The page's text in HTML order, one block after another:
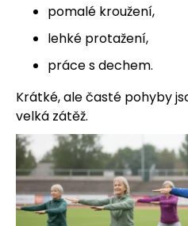
pomalé kroužení,
lehké protažení,
práce s dechem.
Krátké, ale časté pohyby
velká zátěž.